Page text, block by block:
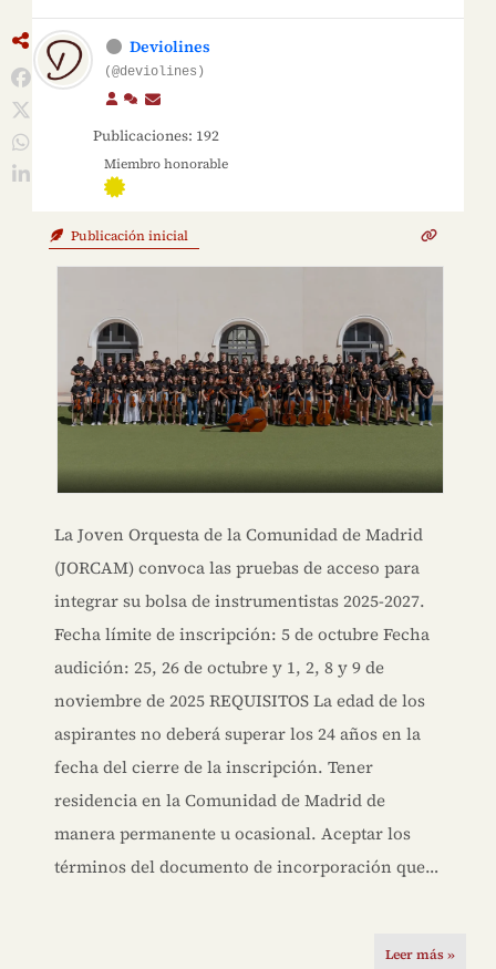
Deviolines
(@deviolines)
Publicaciones: 192
Miembro honorable
Publicación inicial
La Joven Orquesta de la Comunidad de Madrid
(JORCAM) convoca las pruebas de acceso para
integrar su bolsa de instrumentistas 2025-2027.
Fecha límite de inscripción: 5 de octubre Fecha
audición: 25, 26 de octubre y 1, 2, 8 y 9 de
noviembre de 2025 REQUISITOS La edad de los
aspirantes no deberá superar los 24 años en la
fecha del cierre de la inscripción. Tener
residencia en la Comunidad de Madrid de
manera permanente u ocasional. Aceptar los
términos del documento de incorporación que…
Leer más »